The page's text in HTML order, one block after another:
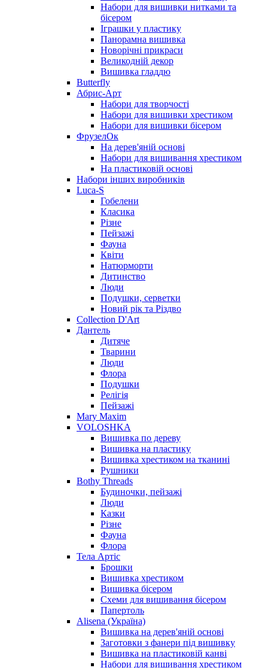
Набори для вишивки нитками та
бісером
Іграшки у пластику
Панорамна вишивка
Новорічні прикраси
Великодній декор
Вишивка гладдю
Butterfly
Абрис-Арт
Набори для творчості
Набори для вишивки хрестиком
Набори для вишивки бісером
ФрузелОк
На дерев'яній основі
Набори для вишивання хрестиком
На пластиковій основі
Набори інших виробників
Luca-S
Гобелени
Класика
Різне
Пейзажі
Фауна
Квіти
Натюрморти
Дитинство
Люди
Подушки, серветки
Новий рік та Різдво
Collection D'Art
Дантель
Дитяче
Тварини
Люди
Флора
Подушки
Релігія
Пейзажі
Mary Maxim
VOLOSHKA
Вишивка по дереву
Вишивка на пластику
Вишивка хрестиком на тканині
Рушники
Bothy Threads
Будиночки, пейзажі
Люди
Казки
Різне
Фауна
Флора
Тела Артіс
Брошки
Вишивка хрестиком
Вишивка бісером
Схеми для вишивання бісером
Папертоль
Alisena (Україна)
Вишивка на дерев'яній основі
Заготовки з фанери під вишивку
Вишивка на пластиковій канві
Набори для вишивання хрестиком